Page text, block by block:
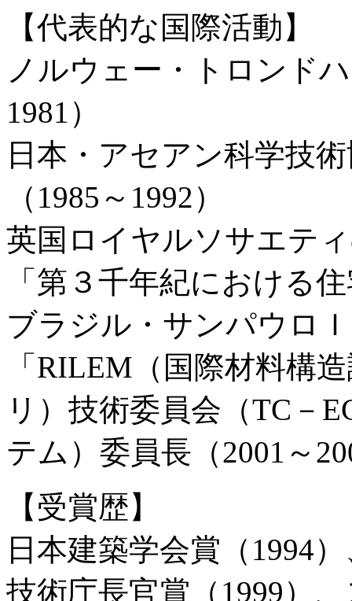
【代表的な国際活動】
ノルウェー・トロンド
1981）
日本・アセアン科学技
（1985～1992）
英国ロイヤルソサエテ
「第３千年紀における
ブラジル・サンパウロ
「RILEM（国際材料構
リ）技術委員会（TC－
テム）委員長（2001～
【受賞歴】
日本建築学会賞（1994
技術庁長官賞（1999）